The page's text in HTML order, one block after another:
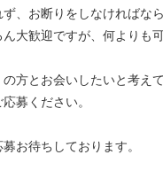
、お断りをしなければな
大歓迎ですが、何よりも
方とお会いしたいと考えて
募ください。
お待ちしております。